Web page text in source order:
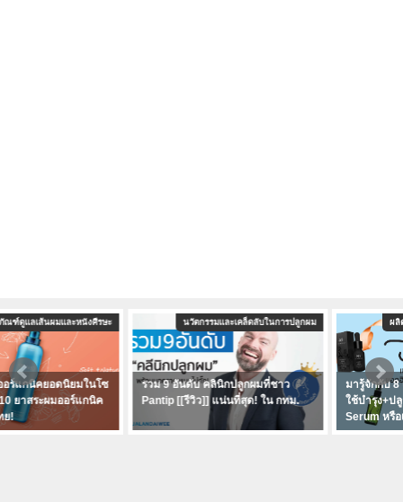
นวัตกรรมและเคล็ดลับในการปลูกผม
รวม 9 อันดับ คลินิกปลูกผมที่ชาว
Pantip [[รีวิว]] แน่นที่สุด! ใน กทม.
ผลิตภัณฑ์ดูแลเส้นผมและหนังศีรษะ
มารู้จักกับ 8 เซรั่ม ที่ชาว Pantip นิยม
ใช้บำรุง+ปลูกผมกัน ใช่ Nutri Hair
Serum หรือเปล่าเอ่ย!?